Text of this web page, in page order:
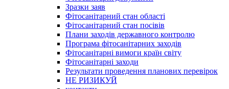
Зразки заяв
Фітосанітарний стан області
Фітосанітарний стан посівів
Плани заходів державного контролю
Програма фітосанітарних заходів
Фітосанітарні вимоги країн світу
Фітосанітарні заходи
Результати проведення планових перевірок
НЕ РИЗИКУЙ